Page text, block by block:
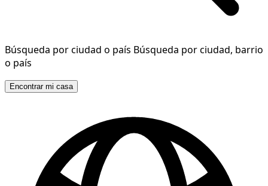
Búsqueda por ciudad o país Búsqueda por ciudad, barrio
o país
Encontrar mi casa